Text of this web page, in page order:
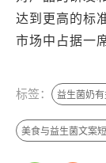
达到更高的标
市场中占据一
标签： 益生菌奶
美食与益生菌文案